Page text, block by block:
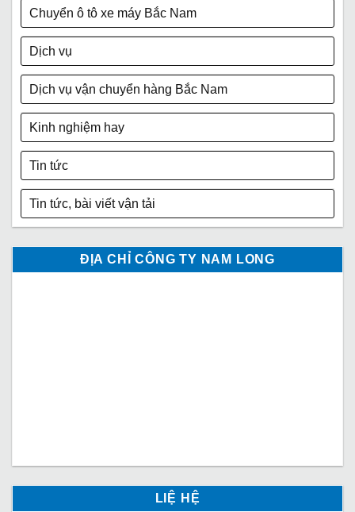
Chuyển ô tô xe máy Bắc Nam
Dịch vụ
Dịch vụ vận chuyển hàng Bắc Nam
Kinh nghiệm hay
Tin tức
Tin tức, bài viết vận tải
ĐỊA CHỈ CÔNG TY NAM LONG
LIỆ HỆ